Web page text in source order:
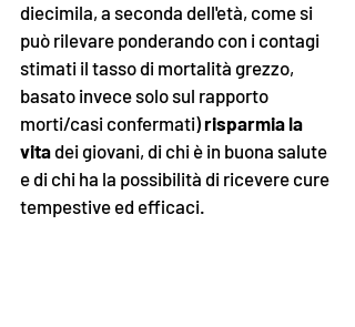
diecimila, a seconda dell'età, come si
può rilevare ponderando con i contagi
stimati il tasso di mortalità grezzo,
basato invece solo sul rapporto
morti/casi confermati) risparmia la
vita dei giovani, di chi è in buona salute
e di chi ha la possibilità di ricevere cure
tempestive ed efficaci.